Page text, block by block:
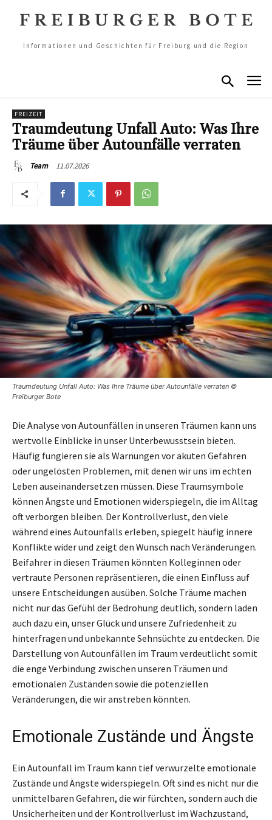
Informationen und Geschichten für Freiburg und die Region
FREIZEIT
Traumdeutung Unfall Auto: Was Ihre
Träume über Autounfälle verraten
Team 11.07.2026
Traumdeutung Unfall Auto: Was Ihre Träume über Autounfälle verraten ©
Freiburger Bote
Die Analyse von Autounfällen in unseren Träumen kann uns
wertvolle Einblicke in unser Unterbewusstsein bieten.
Häufig fungieren sie als Warnungen vor akuten Gefahren
oder ungelösten Problemen, mit denen wir uns im echten
Leben auseinandersetzen müssen. Diese Traumsymbole
können Ängste und Emotionen widerspiegeln, die im Alltag
oft verborgen bleiben. Der Kontrollverlust, den viele
während eines Autounfalls erleben, spiegelt häufig innere
Konflikte wider und zeigt den Wunsch nach Veränderungen.
Beifahrer in diesen Träumen könnten Kolleginnen oder
vertraute Personen repräsentieren, die einen Einfluss auf
unsere Entscheidungen ausüben. Solche Träume machen
nicht nur das Gefühl der Bedrohung deutlich, sondern laden
auch dazu ein, unser Glück und unsere Zufriedenheit zu
hinterfragen und unbekannte Sehnsüchte zu entdecken. Die
Darstellung von Autounfällen im Traum verdeutlicht somit
die enge Verbindung zwischen unseren Träumen und
emotionalen Zuständen sowie die potenziellen
Veränderungen, die wir anstreben könnten.
Emotionale Zustände und Ängste
Ein Autounfall im Traum kann tief verwurzelte emotionale
Zustände und Ängste widerspiegeln. Oft sind es nicht nur die
unmittelbaren Gefahren, die wir fürchten, sondern auch die
Unsicherheiten und der Kontrollverlust im Wachzustand,